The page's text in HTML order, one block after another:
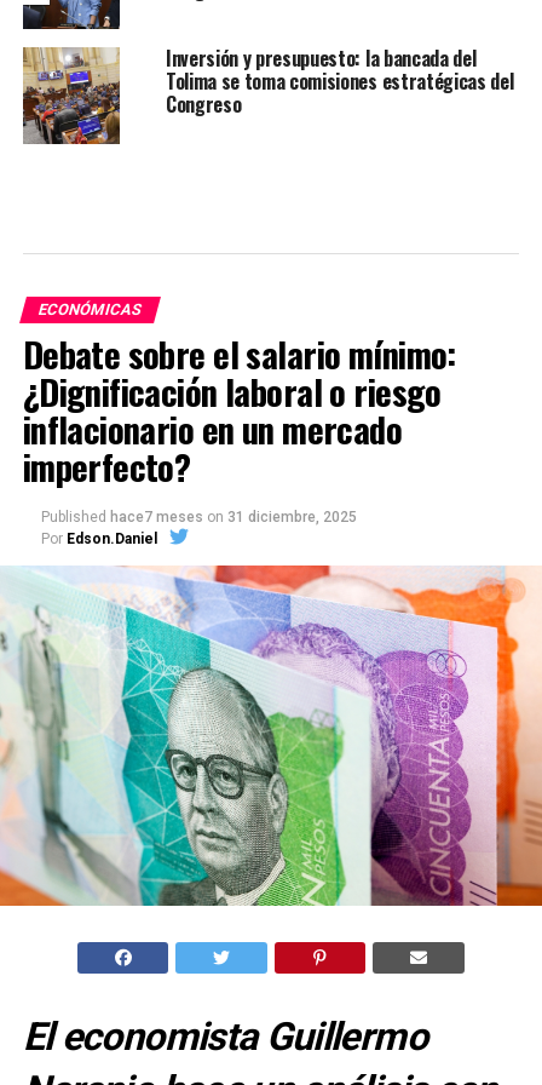
Inversión y presupuesto: la bancada del
Tolima se toma comisiones estratégicas del
Congreso
ECONÓMICAS
Debate sobre el salario mínimo:
¿Dignificación laboral o riesgo
inflacionario en un mercado
imperfecto?
Published hace7 meses on 31 diciembre, 2025
Por Edson.Daniel
El economista Guillermo